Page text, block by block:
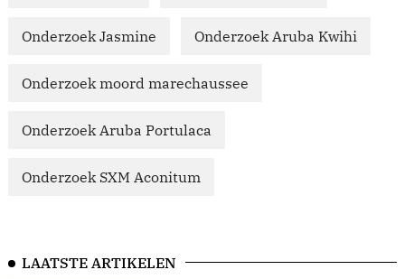
Onderzoek Jasmine Onderzoek Aruba Kwihi
Onderzoek moord marechaussee
Onderzoek Aruba Portulaca
Onderzoek SXM Aconitum
LAATSTE ARTIKELEN